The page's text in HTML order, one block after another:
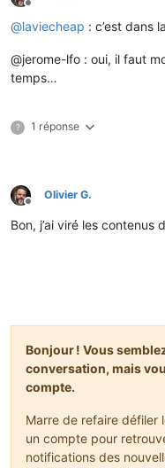
Hors-ligne
@laviecheap : c’est dans
@jerome-lfo : oui, il faut
temps…
? 1 réponse
Hors-ligne
Olivier G.
Bon, j’ai viré les
Bonjour ! Vous
conversation, mais
compte.
Marre de refaire défiler
un compte pour
notifications des